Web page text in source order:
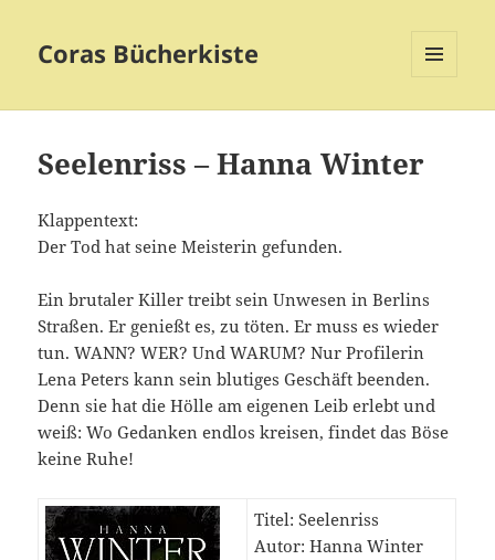
Coras Bücherkiste
Seelenriss – Hanna Winter
Klappentext:
Der Tod hat seine Meisterin gefunden.
Ein brutaler Killer treibt sein Unwesen in Berlins
Straßen. Er genießt es, zu töten. Er muss es wieder
tun. WANN? WER? Und WARUM? Nur Profilerin
Lena Peters kann sein blutiges Geschäft beenden.
Denn sie hat die Hölle am eigenen Leib erlebt und
weiß: Wo Gedanken endlos kreisen, findet das Böse
keine Ruhe!
Titel: Seelenriss
Autor: Hanna Winter